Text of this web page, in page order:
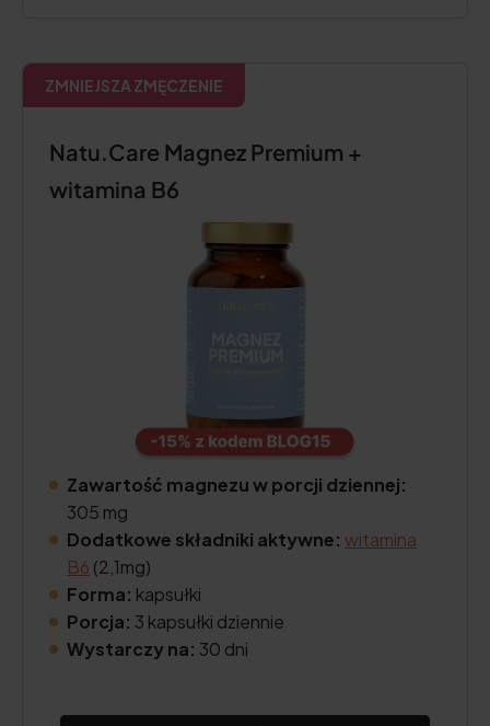
ZMNIEJSZA ZMĘCZENIE
Natu.Care Magnez Premium +
witamina B6
Zawartość magnezu w porcji dziennej:
305 mg
Dodatkowe składniki aktywne: witamina
B6 (2,1mg)
Forma: kapsułki
Porcja: 3 kapsułki dziennie
Wystarczy na: 30 dni